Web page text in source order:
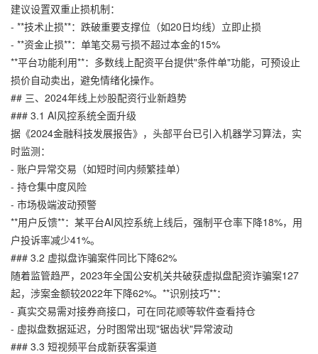
建议设置双重止损机制：
- **技术止损**：跌破重要支撑位（如20日均线）立即止损
- **资金止损**：单笔交易亏损不超过本金的15%
**平台功能利用**：多数线上配资平台提供"条件单"功能，可预设止
损价自动卖出，避免情绪化操作。
## 三、2024年线上炒股配资行业新趋势
### 3.1 AI风控系统全面升级
据《2024金融科技发展报告》，头部平台已引入机器学习算法，实
时监测：
- 账户异常交易（如短时间内频繁挂单）
- 持仓集中度风险
- 市场极端波动预警
**用户反馈**：某平台AI风控系统上线后，强制平仓率下降18%，用
户投诉率减少41%。
### 3.2 虚拟盘诈骗案件同比下降62%
随着监管趋严，2023年全国公安机关共破获虚拟盘配资诈骗案127
起，涉案金额较2022年下降62%。**识别技巧**：
- 真实交易需对接券商接口，可在同花顺等软件查看持仓
- 虚拟盘数据延迟，分时图常出现"锯齿状"异常波动
### 3.3 短视频平台成新获客渠道